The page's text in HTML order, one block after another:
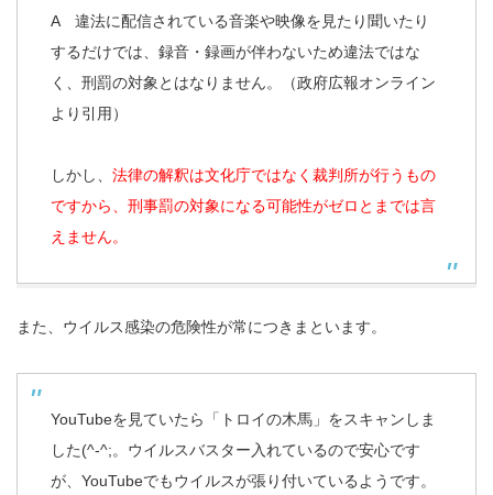
A 違法に配信されている音楽や映像を見たり聞いたり
するだけでは、録音・録画が伴わないため違法ではな
く、刑罰の対象とはなりません。（政府広報オンライン
より引用）
しかし、 法律の解釈は文化庁ではなく裁判所が行うもの
ですから、刑事罰の対象になる可能性がゼロとまでは言
えません。
また、ウイルス感染の危険性が常につきまといます。
YouTubeを見ていたら「トロイの木馬」をスキャンしま
した(^-^;。ウイルスバスター入れているので安心です
が、YouTubeでもウイルスが張り付いているようです。